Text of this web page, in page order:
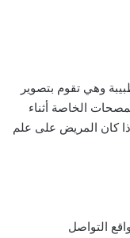
وهي تقوم بتصوير
الخاصة أثناء
كان المريض على علم
التواصل